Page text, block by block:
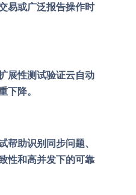
易或广泛报告操作时
展性测试验证云自动
下降。
助识别同步问题、
性和高并发下的可靠